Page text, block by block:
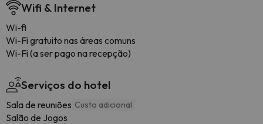
Wifi & Internet
Wi-fi
Wi-Fi gratuito nas áreas comuns
Wi-Fi (a ser pago na recepção)
Serviços do hotel
Sala de reuniões Custo adicional
Salão de Jogos